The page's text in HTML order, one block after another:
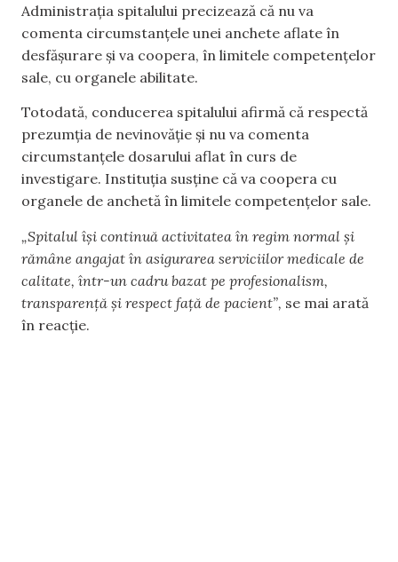
Administrația spitalului precizează că nu va
comenta circumstanțele unei anchete aflate în
desfășurare și va coopera, în limitele competențelor
sale, cu organele abilitate.
Totodată, conducerea spitalului afirmă că respectă
prezumția de nevinovăție și nu va comenta
circumstanțele dosarului aflat în curs de
investigare. Instituția susține că va coopera cu
organele de anchetă în limitele competențelor sale.
„Spitalul își continuă activitatea în regim normal și
rămâne angajat în asigurarea serviciilor medicale de
calitate, într-un cadru bazat pe profesionalism,
transparență și respect față de pacient”, se mai arată
în reacție.